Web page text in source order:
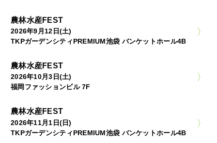
農林水産FEST
2026年9月12日(土)
TKPガーデンシティPREMIUM池袋 バンケットホール4B
農林水産FEST
2026年10月3日(土)
福岡ファッションビル 7F
農林水産FEST
2026年11月1日(日)
TKPガーデンシティPREMIUM池袋 バンケットホール4B